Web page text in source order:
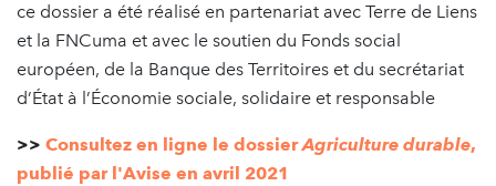
ce dossier a été réalisé en partenariat avec Terre de Liens
et la FNCuma et avec le soutien du Fonds social
européen, de la Banque des Territoires et du secrétariat
d’État à l’Économie sociale, solidaire et responsable
>> Consultez en ligne le dossierAgriculture durable,
publié par l'Avise en avril 2021